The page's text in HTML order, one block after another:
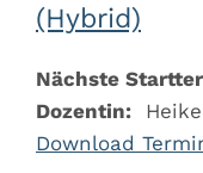
(Hybrid)
Nächste
Dozentin:
Download